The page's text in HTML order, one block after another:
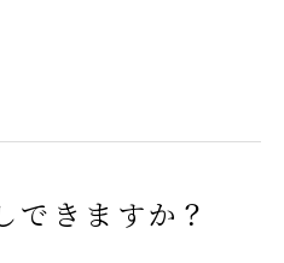
できますか？